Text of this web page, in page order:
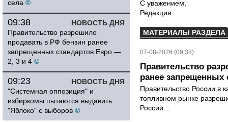
села ©
НОВОСТЬ ДНЯ
09:38
Правительство разрешило
продавать в РФ бензин ранее
запрещенных стандартов Евро —
2, 3 и 4 ©
НОВОСТЬ ДНЯ
09:23
"Системная оппозиция" и
избиркомы пытаются выдавить
"Яблоко" с выборов ©
С уважением,
Редакция
МАТЕРИАЛЫ РАЗДЕЛА
07-08-2026 (09:38)
Правительство
ранее запрещенных
Правительство России в
топливном рынке
России...